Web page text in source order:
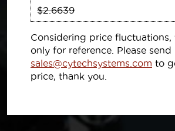
$2.6639
Considering price fluctuations,
only for reference. Please send
sales@cytechsystems.com to
price, thank you.